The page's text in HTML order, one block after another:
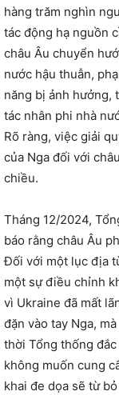
hàng trăm nghìn
tác động hạ nguồn
châu Âu chuyển
nước hậu thuẫn,
năng bị ảnh hưởng,
tác nhân phi nhà
Rõ ràng, việc giải
của Nga đối với
chiều.
Tháng 12/2024,
báo rằng châu Âu
Đối với một lục địa
một sự điều chỉnh
vì Ukraine đã mất
đặn vào tay Nga,
thời Tổng thống
không muốn cung
khai đe dọa sẽ từ